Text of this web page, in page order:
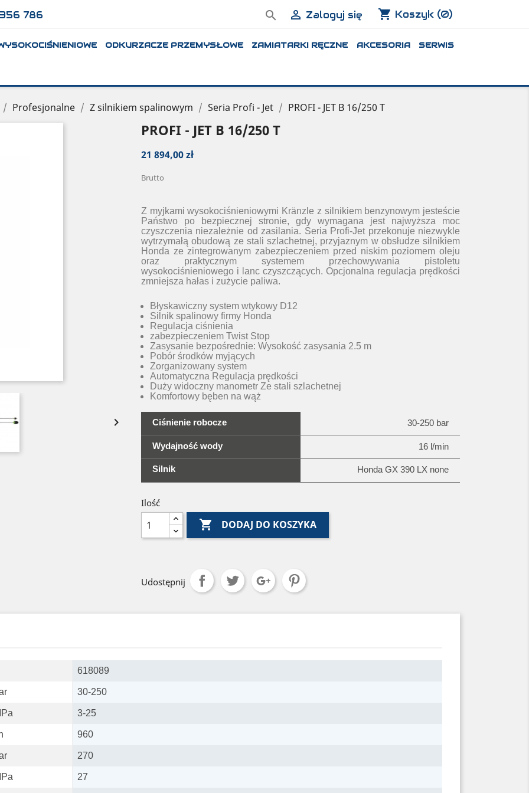
786   Zaloguj się shopping_cart Koszyk (0)
ODKURZACZE PRZEMYSŁOWE ZAMIATARKI RĘCZNE AKCESORIA SERWIS
Profesjonalne Z silnikiem spalinowym Seria Profi - Jet PROFI - JET B 16/250 T

PROFI - JET B 16/250 T
21 894,00 zł
Brutto
Z myjkami wysokociśnieniowymi Kränzle z silnikiem benzynowym jesteście
Państwo po bezpiecznej stronie, gdy wymagana jest najwyższa moc
czyszczenia niezależnie od zasilania. Seria Profi-Jet przekonuje niezwykle
wytrzymałą obudową ze stali szlachetnej, przyjaznym w obsłudze silnikiem
Honda ze zintegrowanym zabezpieczeniem przed niskim poziomem oleju
oraz praktycznym systemem przechowywania pistoletu
wysokociśnieniowego i lanc czyszczących. Opcjonalna regulacja prędkości
zmniejsza hałas i zużycie paliwa.
Błyskawiczny system wtykowy D12
Silnik spalinowy firmy Honda
Regulacja ciśnienia
zabezpieczeniem Twist Stop
Zasysanie bezpośrednie: Wysokość zasysania 2.5 m
Pobór środków myjących
Zorganizowany system
Automatyczna Regulacja prędkości
Duży widoczny manometr Ze stali szlachetnej
Komfortowy bęben na wąż
Ciśnienie robocze 30-250 bar
Wydajność wody 16 l/min
Silnik Honda GX 390 LX none
Ilość
 DODAJ DO KOSZYKA
Udostępnij
618089
30-250
3-25
960
270
27